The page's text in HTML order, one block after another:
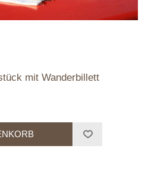
mit Wanderbillett